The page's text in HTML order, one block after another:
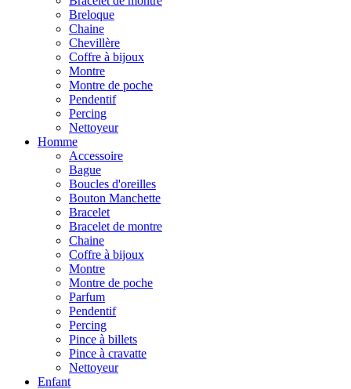
Breloque
Chaine
Chevillère
Coffre à bijoux
Montre
Montre de poche
Pendentif
Percing
Nettoyeur
Homme
Accessoire
Bague
Boucles d'oreilles
Bouton Manchette
Bracelet
Bracelet de montre
Chaine
Coffre à bijoux
Montre
Montre de poche
Parfum
Pendentif
Percing
Pince à billets
Pince à cravatte
Nettoyeur
Enfant